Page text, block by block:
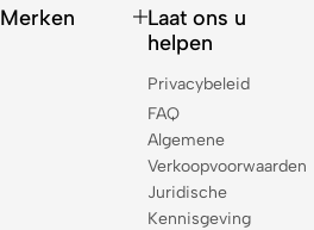
Merken
Laat ons u
helpen
Privacybeleid
FAQ
Algemene
Verkoopvoorwaarden
Juridische
Kennisgeving